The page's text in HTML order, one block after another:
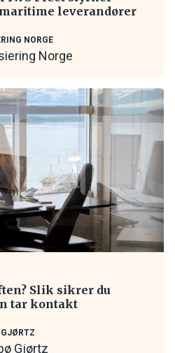
leverandører
NORGE
Norge
Slik sikrer du
tar kontakt
Gjørtz